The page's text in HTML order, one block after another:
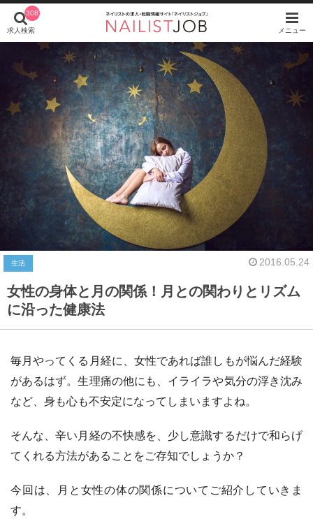
308
求人検索 メニュー
生活 2016.05.24
女性の身体と月の関係！月との関わりとリズム
に沿った健康法
毎月やってくる月経に、女性であれば誰しもが悩んだ経験
があるはず。生理痛の他にも、イライラや気分の浮き沈み
など、身も心も不安定になってしまいますよね。
そんな、辛い月経の不快感を、少し意識するだけで和らげ
てくれる方法があることをご存知でしょうか？
今回は、月と女性の体の関係についてご紹介していきま
す。